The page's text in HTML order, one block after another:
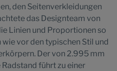
den Seitenverkleidungen
das Designteam von
Linien und Proportionen so
wie vor den typischen Stil und
Der von 2.995 mm
führt zu einer